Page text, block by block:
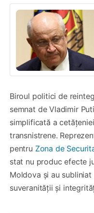
Biroul politici de
semnat de Vladimir
simplificată a
transnistrene.
pentru Zona de
stat nu produc efecte
Moldova și au
suveranității și